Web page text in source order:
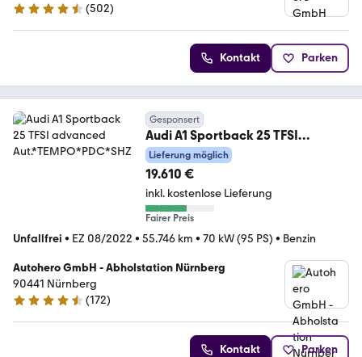
4.5 Sterne
(502)
Kontakt Parken
Gesponsert
Audi A1 Sportback 25 TFSI
advanced Aut.*TEMPO*PDC*SHZ
Lieferung möglich
19.610 €
inkl. kostenlose Lieferung
Fairer Preis
Unfallfrei • EZ 08/2022 • 55.746 km • 70 kW (95 PS) • Benzin
Autohero GmbH - Abholstation Nürnberg
90441 Nürnberg
4.5 Sterne
(172)
Kontakt Parken